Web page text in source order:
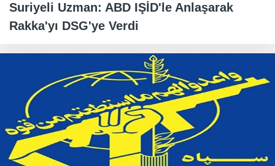
Suriyeli Uzman: ABD IŞİD'le Anlaşarak
Rakka'yı DSG'ye Verdi